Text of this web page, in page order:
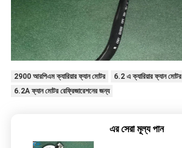
2900 আরপিএম ক্যারিয়ার ফ্যান মোটর
6.2 এ ক্যারিয়ার ফ্যান মোটর
6.2A ফ্যান মোটর রেফ্রিজারেশনের জন্য
এর সেরা মূল্য পান